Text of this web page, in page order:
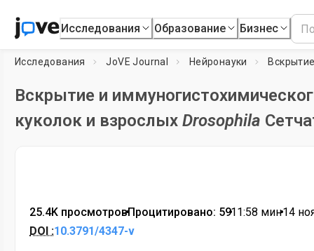
Исследования Образование Бизнес
Исследования JoVE Journal Нейронауки
Вскрытие и
куколок и взрослых Drosophila
25.4K просмотров•Процитировано: 59•11:58 мин•14
DOI :10.3791/4347-v